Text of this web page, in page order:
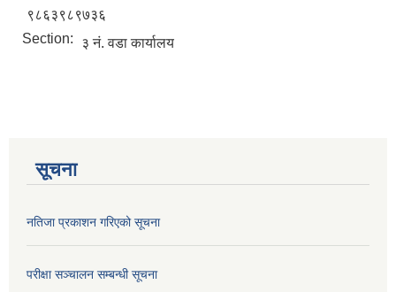
९८६३९८९७३६
Section:
३ नं. वडा कार्यालय
सूचना
नतिजा प्रकाशन गरिएको सूचना
परीक्षा सञ्चालन सम्बन्धी सूचना